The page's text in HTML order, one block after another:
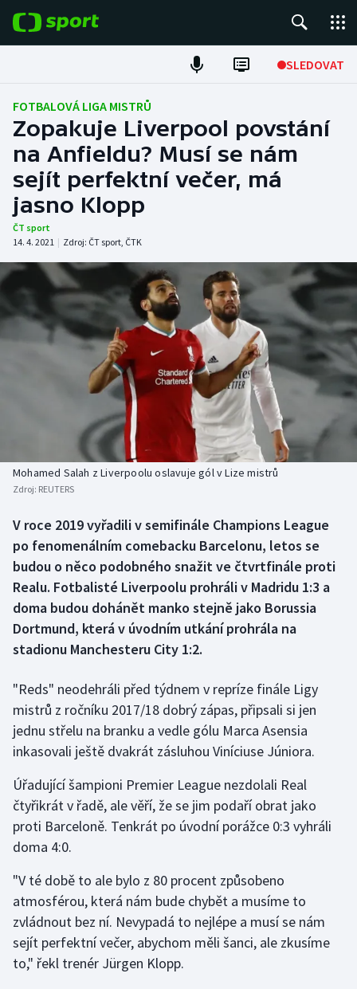
SLEDOVAT
Fotbal
Hokej
Tenis
Atletika
DALŠÍ SPORTY
Americký fotbal
Baseball a softbal
Boby a skeleton
Box
Curling
Florbal
Golf
Gymnastika
Házená
Jezdectví
Krasobruslení
Lezení
NEPŘEHLÉDNĚTE
Historické návraty
Aplikace ČT sport
AZ kvíz
FOTBALOVÁ LIGA MISTRŮ
Zopakuje Liverpool povstání
na Anfieldu? Musí se nám
sejít perfektní večer, má
jasno Klopp
ČT sport
14. 4. 2021 | Zdroj: ČT sport, ČTK
Mohamed Salah z Liverpoolu oslavuje gól v Lize mistrů
Zdroj: REUTERS
V roce 2019 vyřadili v semifinále Champions League
po fenomenálním comebacku Barcelonu, letos se
budou o něco podobného snažit ve čtvrtfinále proti
Realu. Fotbalisté Liverpoolu prohráli v Madridu 1:3 a
doma budou dohánět manko stejně jako Borussia
Dortmund, která v úvodním utkání prohrála na
stadionu Manchesteru City 1:2.
"Reds" neodehráli před týdnem v repríze finále Ligy
mistrů z ročníku 2017/18 dobrý zápas, připsali si jen
jednu střelu na branku a vedle gólu Marca Asensia
inkasovali ještě dvakrát zásluhou Viníciuse Júniora.
Úřadující šampioni Premier League nezdolali Real
čtyřikrát v řadě, ale věří, že se jim podaří obrat jako
proti Barceloně. Tenkrát po úvodní porážce 0:3 vyhráli
doma 4:0.
"V té době to ale bylo z 80 procent způsobeno
atmosférou, která nám bude chybět a musíme to
zvládnout bez ní. Nevypadá to nejlépe a musí se nám
sejít perfektní večer, abychom měli šanci, ale zkusíme
to," řekl trenér Jürgen Klopp.